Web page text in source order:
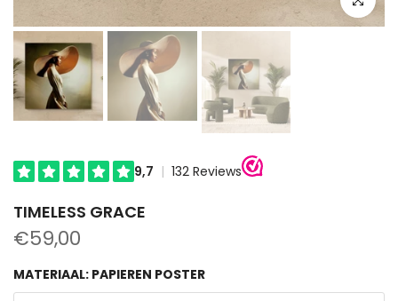
TIMELESS GRACE
€59,00
MATERIAAL: PAPIEREN POSTER